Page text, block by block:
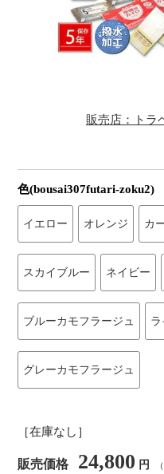
販売店：トラ
色(bousai307futari-zoku2)
イエロー オレンジ カ
スカイブルー ネイビー
ブルーカモフラージュ
グレーカモフラージュ
［在庫なし］
販売価格 24,800 円